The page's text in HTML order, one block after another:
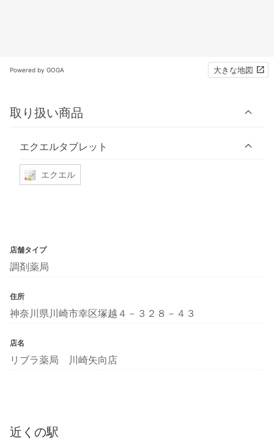
Powered by GOGA 大きな地図
取り扱い商品
エクエルタブレット
エクエル
店舗タイプ
調剤薬局
住所
神奈川県川崎市幸区塚越４－３２８－４３
店名
リブラ薬局 川崎矢向店
近くの駅